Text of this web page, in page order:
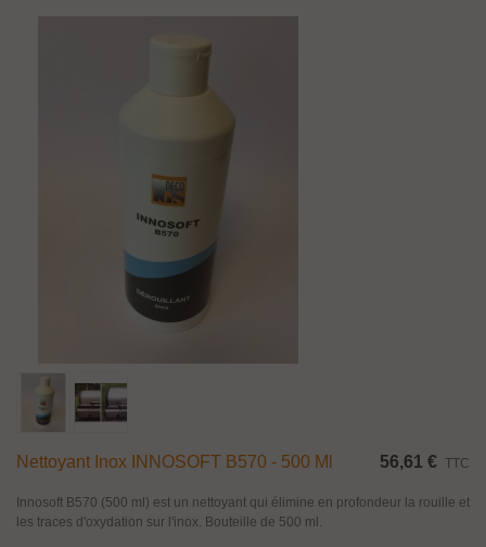
Nettoyant Inox INNOSOFT B570 - 500 Ml 56,61 € TTC
Innosoft B570 (500 ml) est un nettoyant qui élimine en profondeur la rouille et
les traces d'oxydation sur l'inox. Bouteille de 500 ml.